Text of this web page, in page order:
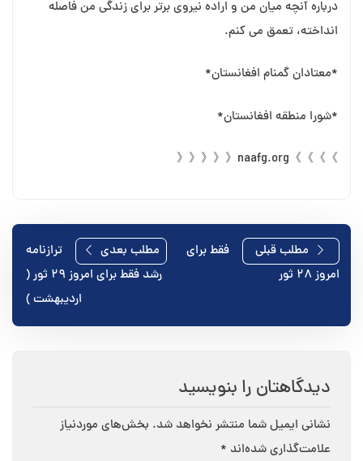
درباره آنچه میان من و اراده نیروی برتر برای زندگی من فاصله
انداخته، تعمق می کنم.
*معتادان گمنام افغانستان*
*شورا منطقه افغانستان*
》》》》naafg.org《《《《《
راهبریمطلب قبلی
فقط برای
امروز ۲۸ ثور
مطلب بعدی
ترازنامه
رشد فقط برای امروز 29 ثور (
اردیبهشت )
دیدگاهتان را بنویسید
نشانی ایمیل شما منتشر نخواهد شد. بخش‌های موردنیاز
علامت‌گذاری شده‌اند *